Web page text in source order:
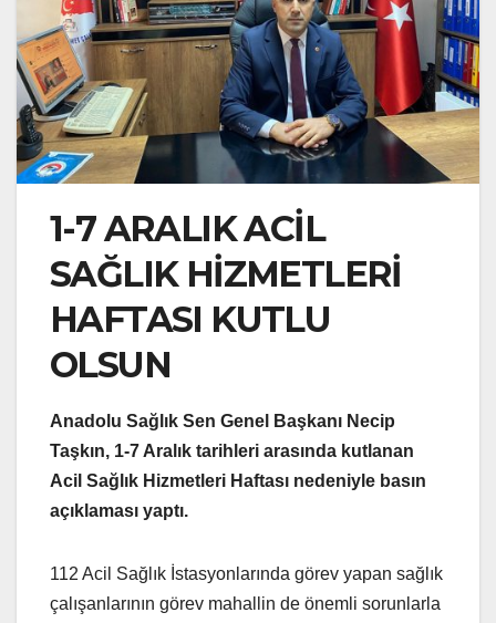
1-7 ARALIK ACİL
SAĞLIK HİZMETLERİ
HAFTASI KUTLU
OLSUN
Anadolu Sağlık Sen Genel Başkanı Necip
Taşkın, 1-7 Aralık tarihleri arasında kutlanan
Acil Sağlık Hizmetleri Haftası nedeniyle basın
açıklaması yaptı.
112 Acil Sağlık İstasyonlarında görev yapan sağlık
çalışanlarının görev mahallin de önemli sorunlarla